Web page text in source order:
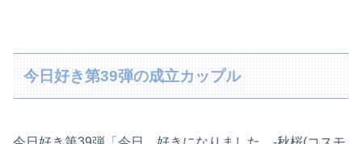
今日好き第39弾の成立カップル